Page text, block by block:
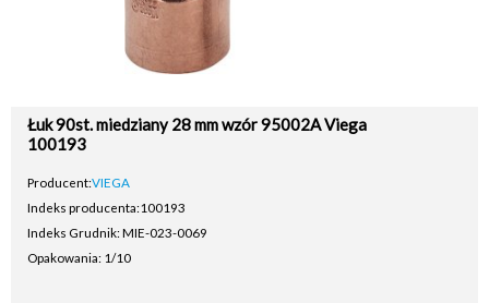
Łuk 90st. miedziany 28 mm wzór 95002A Viega
100193
Producent:VIEGA
Indeks producenta:100193
Indeks Grudnik: MIE-023-0069
Opakowania: 1/10